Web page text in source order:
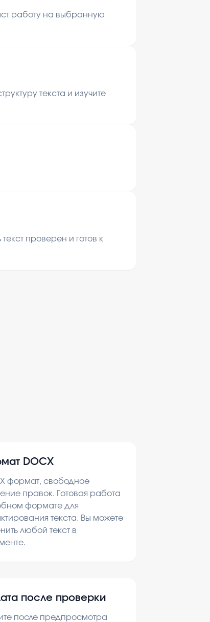
работу на выбранную
текста и изучите
проверен и готов к
DOCX
формат, свободное
правок. Готовая работа
формате для
текста. Вы можете
любой текст в
после проверки
после предпросмотра